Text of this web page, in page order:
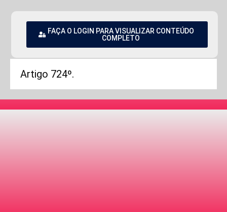
FAÇA O LOGIN PARA VISUALIZAR CONTEÚDO
COMPLETO
Artigo 724º.